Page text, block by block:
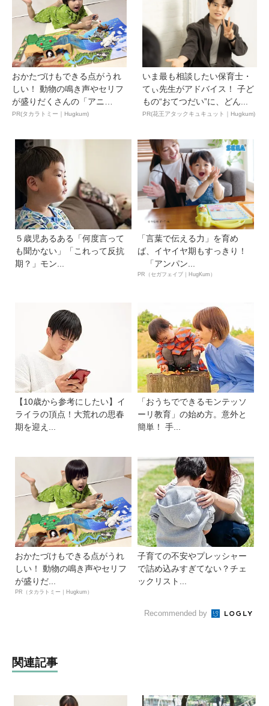
おかたづけもできる点がうれ
しい！ 動物の鳴き声やセリフ
が盛りだくさんの「アニ
ア ...
PR(タカラトミー｜Hugkum)
いま最も相談したい保育士・
てぃ先生がアドバイス！ 子ど
もの“おてつだい”に、どん...
PR(花王アタックキュキュット｜Hugkum)
５歳児あるある「何度言って
も聞かない」「これって反抗
期？」モン...
「言葉で伝える力」を育め
ば、イヤイヤ期もすっきり！
「アンパン...
PR（セガフェイブ｜HugKum）
【10歳から参考にしたい】イ
ライラの頂点！大荒れの思春
期を迎え...
「おうちでできるモンテッソ
ーリ教育」の始め方。意外と
簡単！ 手...
おかたづけもできる点がうれ
しい！ 動物の鳴き声やセリフ
が盛りだ...
PR（タカラトミー｜Hugkum）
子育ての不安やプレッシャー
で詰め込みすぎてない？チェ
ックリスト...
Recommended by
関連記事